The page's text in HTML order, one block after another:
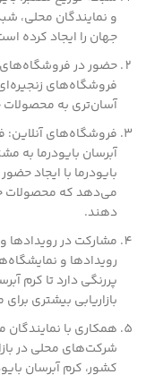
و نمایندگان محلی،
جهان را ایجاد کرده
حضور در فروشگاه‌های
فروشگاه‌های
آسان‌تری به
فروشگاه‌های آنلاین:
آبرسان بایودرما به
بایودرما با ایجاد
می‌دهد که محصولات
دهند.
مشارکت در رویدادها
رویدادها و
پررنگی دارد تا کرم
بازاریابی بیشتری
همکاری با نمایندگان
شرکت‌های محلی در
کشور، کرم آبرسان